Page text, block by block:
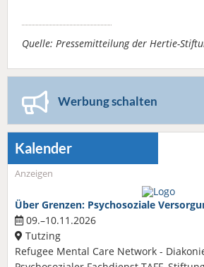
Quelle: Pressemitteilung der Hertie-
Werbung schalten
Kalender
Anzeigen
Über Grenzen: Psychosoziale
09.–10.11.2026
Tutzing
Refugee Mental Care Network -